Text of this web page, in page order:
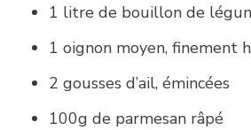
1 litre de bouillon de
1 oignon moyen, finement
2 gousses d’ail, émincées
100g de parmesan râpé